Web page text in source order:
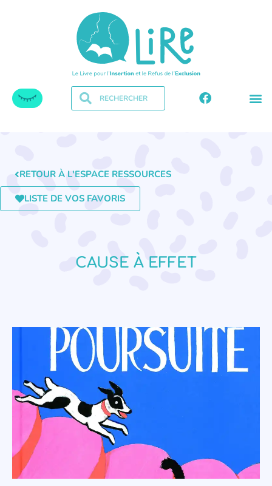
RETOUR À L'ESPACE RESSOURCES
LISTE DE VOS FAVORIS
CAUSE À EFFET